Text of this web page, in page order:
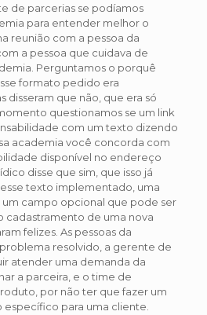
de parcerias se podíamos
para entender melhor o
reunião com a pessoa da
a pessoa que cuidava de
Perguntamos o porquê
formato pedido era
disseram que não, que era só
questionamos se um link
com um texto dizendo
academia você concorda com
disponível no endereço
disse que sim, que isso já
texto implementado, uma
campo opcional que pode ser
cadastramento de uma nova
felizes. As pessoas da
resolvido, a gerente de
atender uma demanda da
a parceira, e o time de
por não ter que fazer um
para uma cliente.